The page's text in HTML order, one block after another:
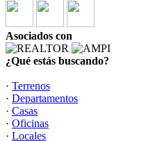
Asociados con
¿Qué estás buscando?
· Terrenos
· Departamentos
· Casas
· Oficinas
· Locales